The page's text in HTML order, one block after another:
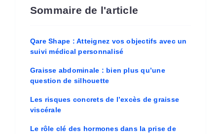
Sommaire de l'article
Qare Shape : Atteignez vos objectifs avec un
suivi médical personnalisé
Graisse abdominale : bien plus qu’une
question de silhouette
Les risques concrets de l’excès de graisse
viscérale
Le rôle clé des hormones dans la prise de